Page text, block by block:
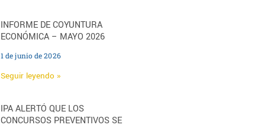
INFORME DE COYUNTURA
ECONÓMICA – MAYO 2026
1 de junio de 2026
Seguir leyendo »
IPA ALERTÓ QUE LOS
CONCURSOS PREVENTIVOS SE